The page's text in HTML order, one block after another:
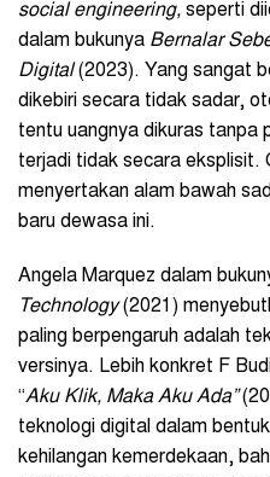
social engineering, seperti
dalam bukunya Bernalar
Digital(2023). Yang sangat
dikebiri secara tidak sadar,
tentu uangnya dikuras tanpa
terjadi tidak secara eksplisit.
menyertakan alam bawah
baru dewasa ini.
Angela Marquez dalam
Technology(2021)
paling berpengaruh adalah
versinya. Lebih konkret F
“Aku Klik, Maka Aku Ada”
teknologi digital dalam
kehilangan kemerdekaan,